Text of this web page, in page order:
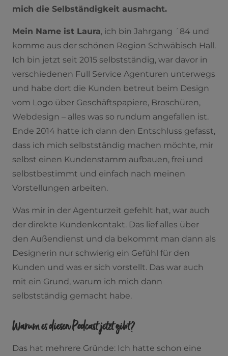
mich die Selbständigkeit ausmacht.
Mein Name ist Laura, ich bin Jahrgang ´84 und
komme aus der schönen Region Schwäbisch Hall.
Ich bin jetzt seit 2015 selbstständig, war davor in
verschiedenen Full Service Agenturen unterwegs
und habe dort die Kunden betreut beim Design
vom Logo über Geschäftspapiere, Broschüren,
Webdesign – alles was so rundum angefallen ist.
Ende 2014 hatte ich dann den Entschluss gefasst,
dass ich mich selbstständig machen möchte, mir
selbst einen Kundenstamm aufbauen, frei und
selbstbestimmt und einfach nach meinen
Vorstellungen arbeiten.
Was mir in der Agenturzeit gefehlt hat, war auch
der direkte Kundenkontakt. Das lief alles über
den Außendienst und da bekommt man dann als
Designerin nur schwierig ein Gefühl für den
Kunden und was er sich vorstellt. Das war auch
mit ein Grund, warum ich mich dann
selbstständig gemacht habe.
Warum es diesen Podcast jetzt gibt?
Das hat mehrere Gründe: Ich hatte schon eine